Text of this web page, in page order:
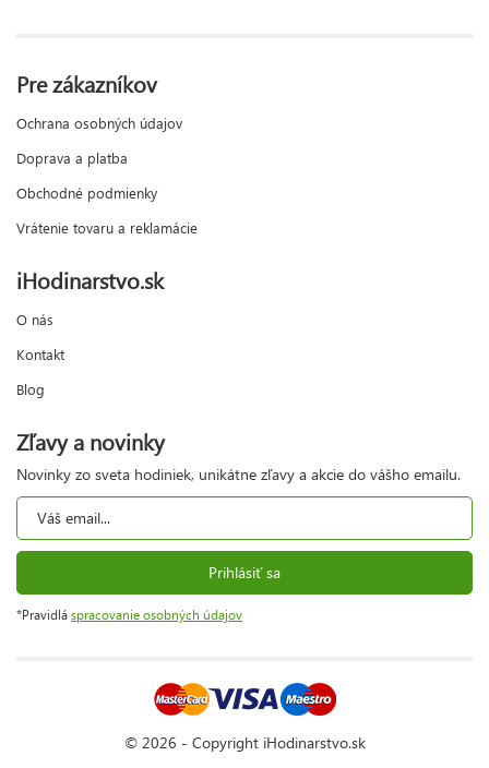
Pre zákazníkov
Ochrana osobných údajov
Doprava a platba
Obchodné podmienky
Vrátenie tovaru a reklamácie
iHodinarstvo.sk
O nás
Kontakt
Blog
Zľavy a novinky
Novinky zo sveta hodiniek, unikátne zľavy a akcie do vášho emailu.
Prihlásiť sa
*Pravidlá spracovanie osobných údajov
© 2026 - Copyright iHodinarstvo.sk